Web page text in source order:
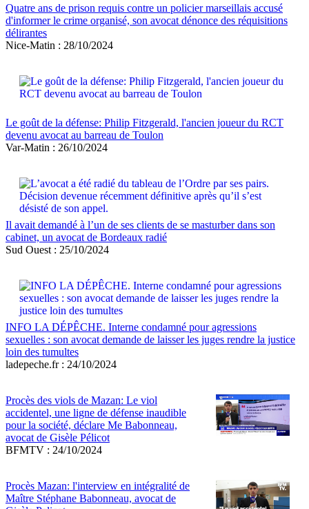
Quatre ans de prison requis contre un policier marseillais accusé
d'informer le crime organisé, son avocat dénonce des réquisitions
délirantes
Nice-Matin : 28/10/2024
Le goût de la défense: Philip Fitzgerald, l'ancien joueur du RCT
devenu avocat au barreau de Toulon
Var-Matin : 26/10/2024
Il avait demandé à l’un de ses clients de se masturber dans son
cabinet, un avocat de Bordeaux radié
Sud Ouest : 25/10/2024
INFO LA DÉPÊCHE. Interne condamné pour agressions
sexuelles : son avocat demande de laisser les juges rendre la justice
loin des tumultes
ladepeche.fr : 24/10/2024
Procès des viols de Mazan: Le viol
accidentel, une ligne de défense inaudible
pour la société, déclare Me Babonneau,
avocat de Gisèle Pélicot
BFMTV : 24/10/2024
Procès Mazan: l'interview en intégralité de
Maître Stéphane Babonneau, avocat de